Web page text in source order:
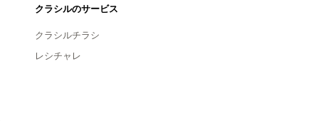
クラシルのサービス
クラシルチラシ
レシチャレ